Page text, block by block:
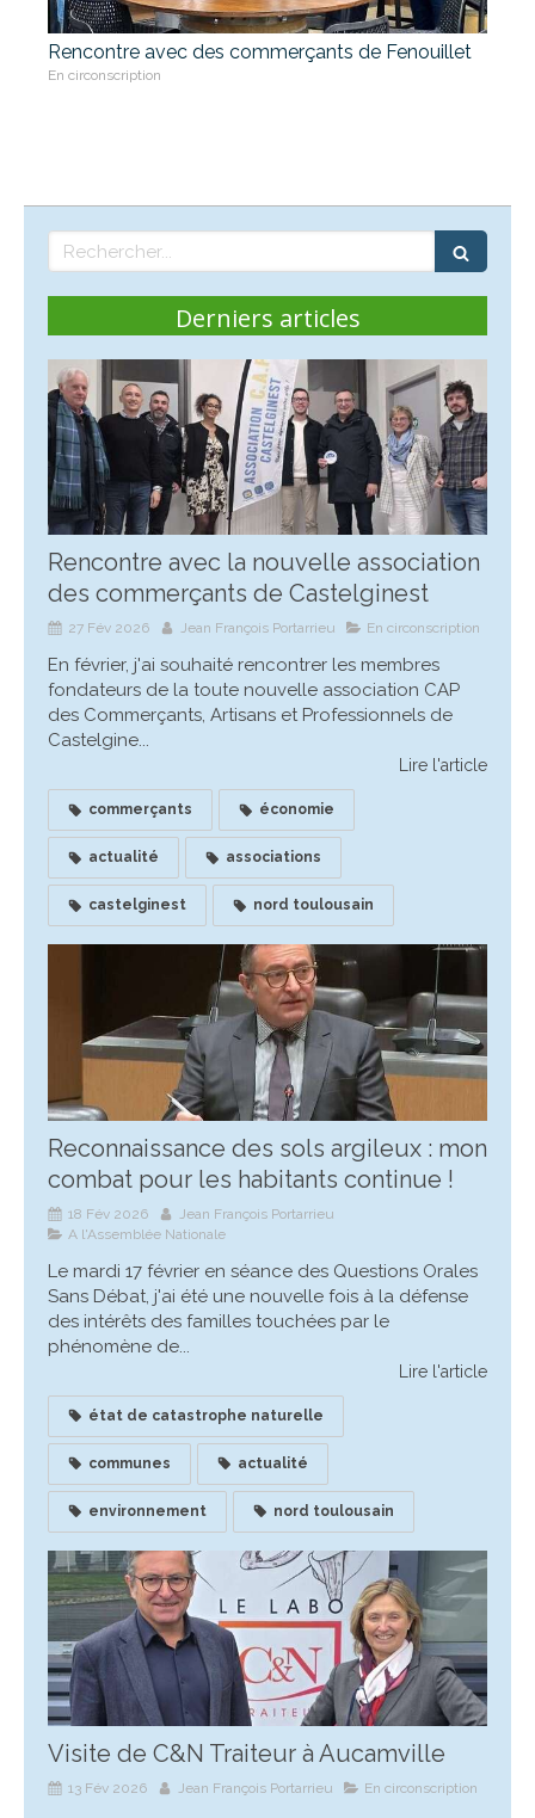
Rencontre avec des commerçants de Fenouillet
En circonscription
Rechercher
Derniers articles
Rencontre avec la nouvelle association
des commerçants de Castelginest
27 Fév 2026 Jean François Portarrieu En circonscription
En février, j'ai souhaité rencontrer les membres
fondateurs de la toute nouvelle association CAP
des Commerçants, Artisans et Professionnels de
Castelgine...
Lire l'article
commerçants économie
actualité associations
castelginest nord toulousain
Reconnaissance des sols argileux : mon
combat pour les habitants continue !
18 Fév 2026
Jean François Portarrieu
A l'Assemblée Nationale
Le mardi 17 février en séance des Questions Orales
Sans Débat, j'ai été une nouvelle fois à la défense
des intérêts des familles touchées par le
phénomène de...
Lire l'article
état de catastrophe naturelle
communes actualité
environnement nord toulousain
Visite de C&N Traiteur à Aucamville
13 Fév 2026 Jean François Portarrieu En circonscription